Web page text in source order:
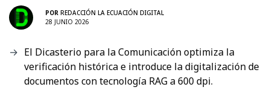
POR REDACCIÓN LA ECUACIÓN DIGITAL
28 JUNIO 2026
El Dicasterio para la Comunicación optimiza la
verificación histórica e introduce la digitalización de
documentos con tecnología RAG a 600 dpi.